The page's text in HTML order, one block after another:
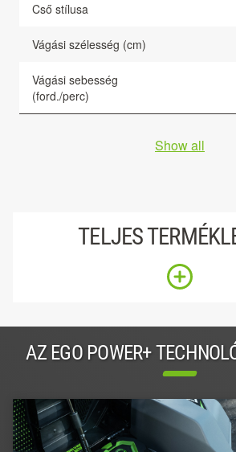
Cső stílusa
Vágási szélesség (cm)
Vágási sebesség
(ford./perc)
Show all
TELJES
AZ EGO POWER+